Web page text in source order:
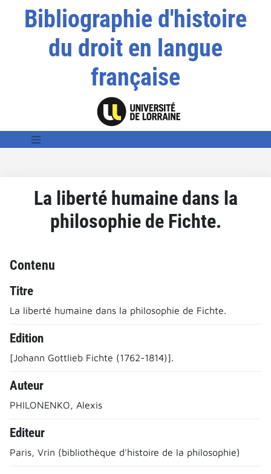
Bibliographie d'histoire
du droit en langue
française
La liberté humaine dans la
philosophie de Fichte.
Contenu
Titre
La liberté humaine dans la philosophie de Fichte.
Edition
[Johann Gottlieb Fichte (1762-1814)].
Auteur
PHILONENKO, Alexis
Editeur
Paris, Vrin (bibliothèque d'histoire de la philosophie)